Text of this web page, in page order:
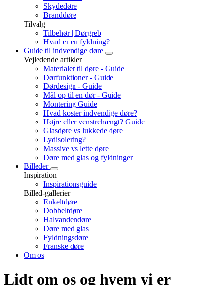
Skydedøre
Branddøre
Tilvalg
Tilbehør | Dørgreb
Hvad er en fyldning?
Guide til indvendige døre
Vejledende artikler
Materialer til døre - Guide
Dørfunktioner - Guide
Dørdesign - Guide
Mål op til en dør - Guide
Montering Guide
Hvad koster indvendige døre?
Højre eller venstrehængt? Guide
Glasdøre vs lukkede døre
Lydisolering?
Massive vs lette døre
Døre med glas og fyldninger
Billeder
Inspiration
Inspirationsguide
Billed-gallerier
Enkeltdøre
Dobbeltdøre
Halvandendøre
Døre med glas
Fyldningsdøre
Franske døre
Om os
Lidt om os og hvem vi er